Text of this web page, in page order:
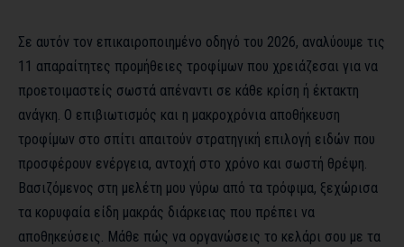
Σε αυτόν τον επικαιροποιημένο οδηγό του 2026, αναλύουμε τις
11 απαραίτητες προμήθειες τροφίμων που χρειάζεσαι για να
προετοιμαστείς σωστά απέναντι σε κάθε κρίση ή έκτακτη
ανάγκη. Ο επιβιωτισμός και η μακροχρόνια αποθήκευση
τροφίμων στο σπίτι απαιτούν στρατηγική επιλογή ειδών που
προσφέρουν ενέργεια, αντοχή στο χρόνο και σωστή θρέψη.
Βασιζόμενος στη μελέτη μου γύρω από τα τρόφιμα, ξεχώρισα
τα κορυφαία είδη μακράς διάρκειας που πρέπει να
αποθηκεύσεις. Μάθε πώς να οργανώσεις το κελάρι σου με τα